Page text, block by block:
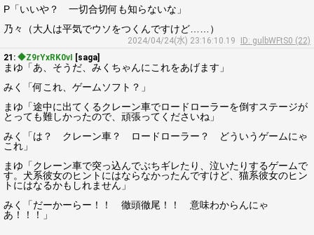
P「いいや？ 一切合切何も知らないな」
乃々（大人は平気でウソをつくんですけど……）
2024/04/24(水) 23:16:10.19
ID: gulbWFtS0 (22)
21: ◆Z9rYxRK0vI [saga]
まゆ「あ、そうだ、みくちゃんにこれをあげます」
みく「何これ、ゲームソフト？」
まゆ「途中に出てくるクレーン車でロードローラーを倒すステージが
とっても難しかったので、頑張ってくださいね」
みく「は？ クレーン車？ ロードローラー？ どういうゲームにゃ
これ」
まゆ「クレーン車で突っ込んでぶちギレたり、泣いたりするゲームで
す。犬系彼女のヒントにはならなかったんですけど、猫系彼女のヒン
トにはなるかもしれません」
みく「だーかーらー！！ 徹頭徹尾！！ 意味わからんにゃ
あ！！！」